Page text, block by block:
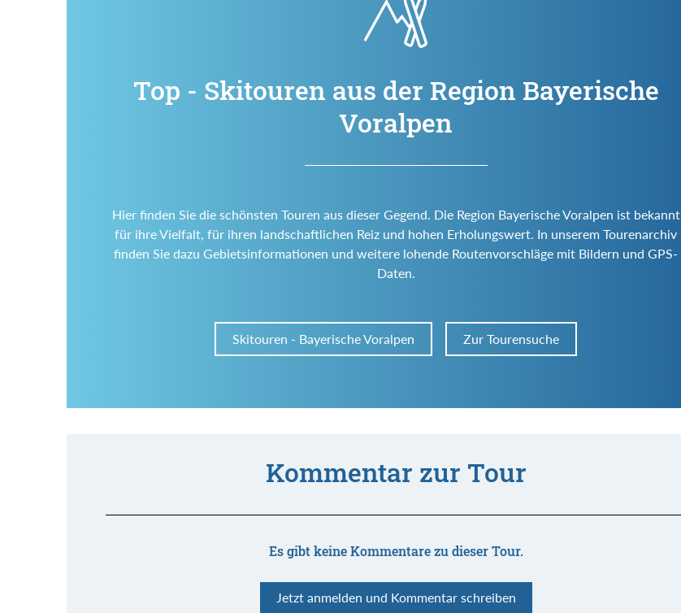
Top - Skitouren aus der Region Bayerische
Voralpen
Hier finden Sie die schönsten Touren aus dieser Gegend. Die Region Bayerische Voralpen ist bekannt
für ihre Vielfalt, für ihren landschaftlichen Reiz und hohen Erholungswert. In unserem Tourenarchiv
finden Sie dazu Gebietsinformationen und weitere lohende Routenvorschläge mit Bildern und GPS-
Daten.
Skitouren - Bayerische Voralpen Zur Tourensuche
Kommentar zur Tour
Es gibt keine Kommentare zu dieser Tour.
Jetzt anmelden und Kommentar schreiben